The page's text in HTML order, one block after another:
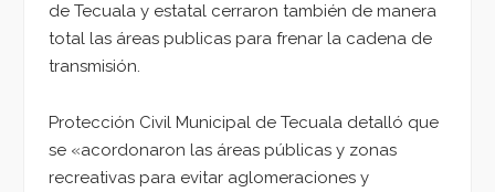
de Tecuala y estatal cerraron también de manera
total las áreas publicas para frenar la cadena de
transmisión.
Protección Civil Municipal de Tecuala detalló que
se «acordonaron las áreas públicas y zonas
recreativas para evitar aglomeraciones y